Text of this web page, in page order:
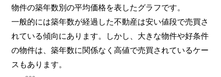
物件の築年数別の平均価格を表したグラフです。
一般的には築年数が経過した不動産は安い値段で売買さ
れている傾向にあります。しかし、大きな物件や好条件
の物件は、築年数に関係なく高値で売買されているケー
スもあります。